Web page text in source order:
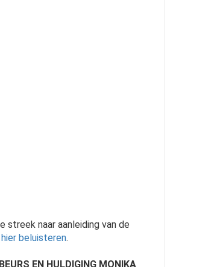
streek naar aanleiding van de
hier beluisteren.
EN HULDIGING MONIKA